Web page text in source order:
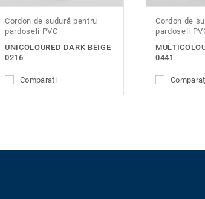
Cordon de sudură pentru
pardoseli PVC
UNICOLOURED DARK BEIGE
0216
Comparaţi
Cordon de
pardoseli
0441